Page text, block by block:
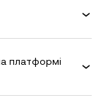
платформі